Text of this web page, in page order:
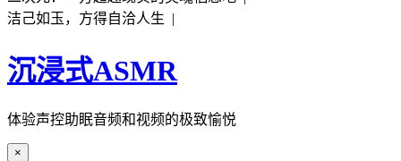
洁己如玉，方得自洽人生 |
沉浸式ASMR
体验声控助眠音频和视频的极致愉悦
×